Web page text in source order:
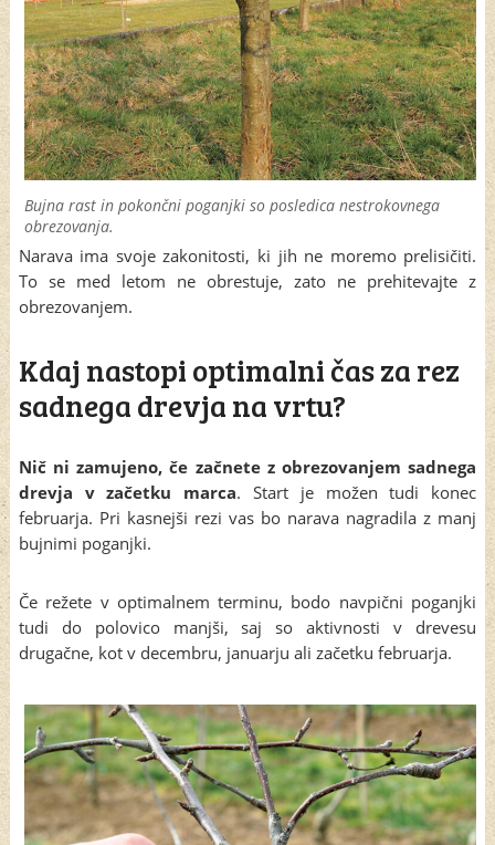
Bujna rast in pokončni poganjki so posledica nestrokovnega
obrezovanja.
Narava ima svoje zakonitosti, ki jih ne moremo prelisičiti.
To se med letom ne obrestuje, zato ne prehitevajte z
obrezovanjem.
Kdaj nastopi optimalni čas za rez
sadnega drevja na vrtu?
Nič ni zamujeno, če začnete z obrezovanjem sadnega
drevja v začetku marca. Start je možen tudi konec
februarja. Pri kasnejši rezi vas bo narava nagradila z manj
bujnimi poganjki.
Če režete v optimalnem terminu, bodo navpični poganjki
tudi do polovico manjši, saj so aktivnosti v drevesu
drugačne, kot v decembru, januarju ali začetku februarja.